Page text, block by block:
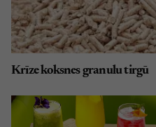
Krīze koksnes granulu tirgū